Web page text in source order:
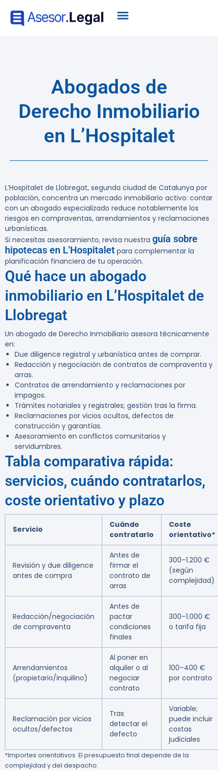
Abogados de
Derecho Inmobiliario
en L’Hospitalet
L’Hospitalet de Llobregat, segunda ciudad de Catalunya por
población, concentra un mercado inmobiliario activo: contar
con un abogado especializado reduce notablemente los
riesgos en compraventas, arrendamientos y reclamaciones
urbanísticas.
Si necesitas asesoramiento, revisa nuestra guía sobre
hipotecas en L’Hospitalet para complementar la
planificación financiera de tu operación.
Qué hace un abogado
inmobiliario en L’Hospitalet de
Llobregat
Un abogado de Derecho Inmobiliario asesora técnicamente
en:
Due diligence registral y urbanística antes de comprar.
Redacción y negociación de contratos de compraventa y
arras.
Contratos de arrendamiento y reclamaciones por
impagos.
Trámites notariales y registrales; gestión tras la firma.
Reclamaciones por vicios ocultos, defectos de
construcción y garantías.
Asesoramiento en conflictos comunitarios y
servidumbres.
Tabla comparativa rápida:
servicios, cuándo contratarlos,
coste orientativo y plazo
Servicio
Cuándo
contratarlo
Coste
orientativo*
Revisión y due diligence
antes de compra
Antes de
firmar el
contrato de
arras
300–1.200 €
(según
complejidad)
Redacción/negociación
de compraventa
Antes de
pactar
condiciones
finales
300–1.000 €
o tarifa fija
Arrendamientos
(propietario/inquilino)
Al poner en
alquiler o al
negociar
contrato
100–400 €
por contrato
Reclamación por vicios
ocultos/defectos
Tras
detectar el
defecto
Variable;
puede incluir
costas
judiciales
*Importes orientativos. El presupuesto final depende de la
complejidad y del despacho.